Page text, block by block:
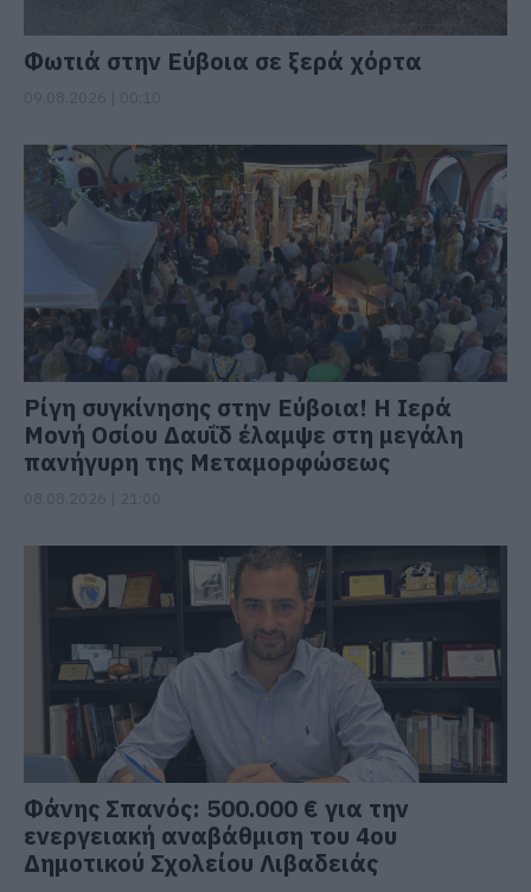
Φωτιά στην Εύβοια σε ξερά χόρτα
Ρίγη συγκίνησης στην Εύβοια! Η Ιερά
Μονή Οσίου Δαυΐδ έλαμψε στη μεγάλη
πανήγυρη της Μεταμορφώσεως
Φάνης Σπανός: 500.000 € για την
ενεργειακή αναβάθμιση του 4ου
Δημοτικού Σχολείου Λιβαδειάς